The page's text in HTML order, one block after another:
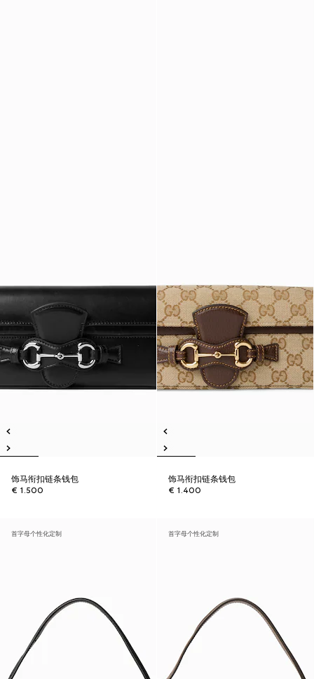
饰马衔扣链条钱包
€ 1.500
饰马衔扣链条钱包
€ 1.400
首字母个性化定制 首字母个性化定制